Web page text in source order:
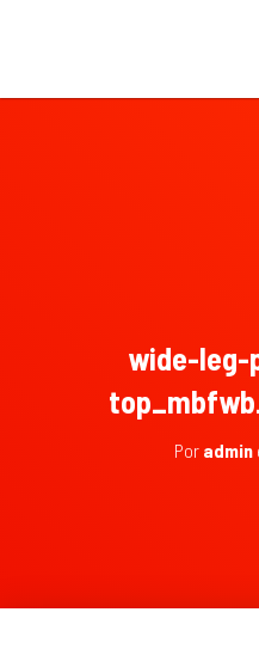
wide-leg-
Por admin